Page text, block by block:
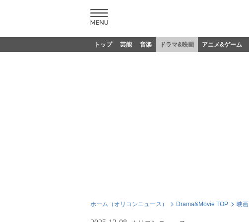
トップ 芸能 音楽 ドラマ&映画 アニメ&ゲーム
ホーム（オリコンニュース） Drama&Movie TOP 映画